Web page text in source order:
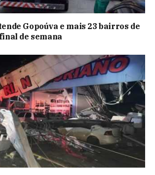
Gopoúva e mais 23 bairros de
de semana